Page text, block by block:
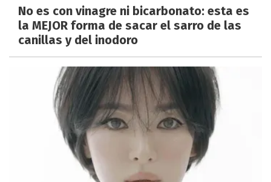
No es con vinagre ni bicarbonato: esta es
la MEJOR forma de sacar el sarro de las
canillas y del inodoro